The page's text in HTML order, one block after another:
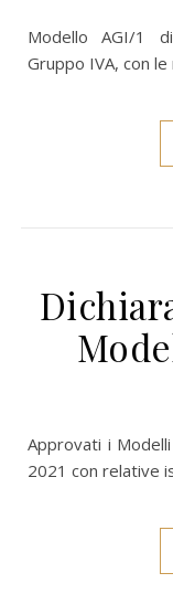
Modello AGI/1 dichiarazione per la costituzione del
Gruppo IVA, con
Approvati i Modelli di Dichiarazione IVA/2021 e IVA Base
2021 con relative